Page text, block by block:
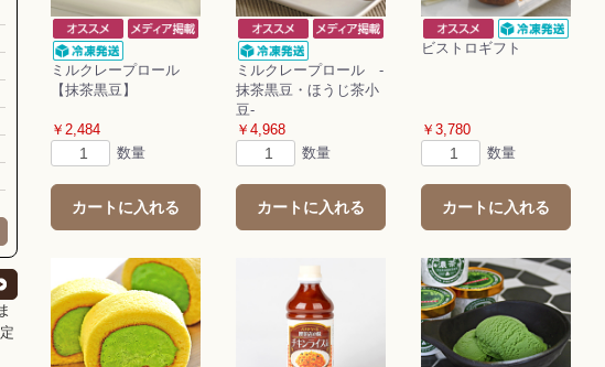
ミルクレープロール
【抹茶黒豆】
￥2,484
数量
カートに入れる
ミルクレープロール -
抹茶黒豆・ほうじ茶小
豆-
￥4,968
数量
カートに入れる
ビストロギフト
￥3,780
数量
カートに入れる